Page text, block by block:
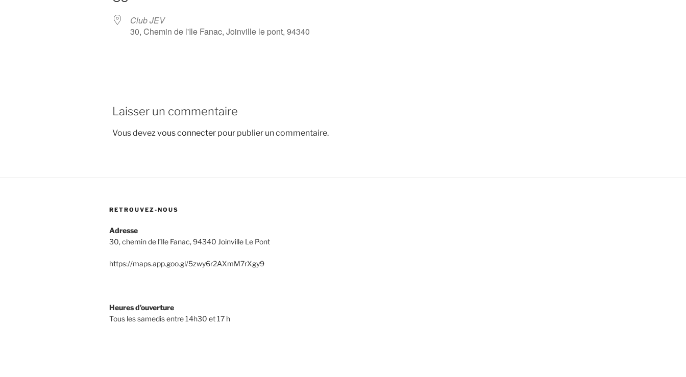
Club JEV
30, Chemin de l'Ile Fanac, Joinville le pont, 94340
Laisser un commentaire
Vous devezvous connecter pour publier un commentaire.
RETROUVEZ-NOUS
Adresse
30, chemin de l’Ile Fanac, 94340 Joinville Le Pont
https://maps.app.goo.gl/5zwy6r2AXmM7rXgy9
Heures d’ouverture
Tous les samedis entre 14h30 et 17 h